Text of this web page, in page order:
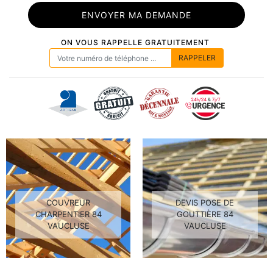
ON VOUS RAPPELLE GRATUITEMENT
COUVREUR
CHARPENTIER 84
VAUCLUSE
DEVIS POSE DE
GOUTTIÈRE 84
VAUCLUSE